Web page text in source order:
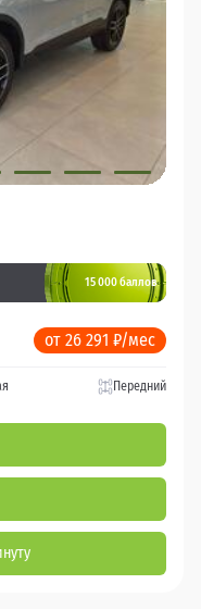
15 000 баллов
от 26 291 ₽/мес
Передний